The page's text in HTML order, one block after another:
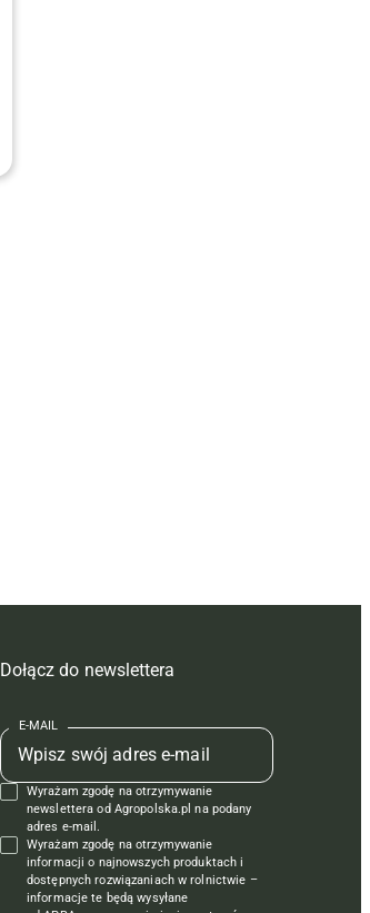
Dołącz do newslettera
E-MAIL
Wyrażam zgodę na otrzymywanie
newslettera od Agropolska.pl na podany
adres e-mail.
Wyrażam zgodę na otrzymywanie
informacji o najnowszych produktach i
dostępnych rozwiązaniach w rolnictwie –
informacje te będą wysyłane